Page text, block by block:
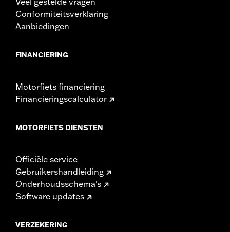
Conformiteitsverklaring
Aanbiedingen
FINANCIERING
Motorfiets financiering
Financieringscalculator
MOTORFIETS DIENSTEN
Officiële service
Gebruikershandleiding
Onderhoudsschema's
Software updates
VERZEKERING